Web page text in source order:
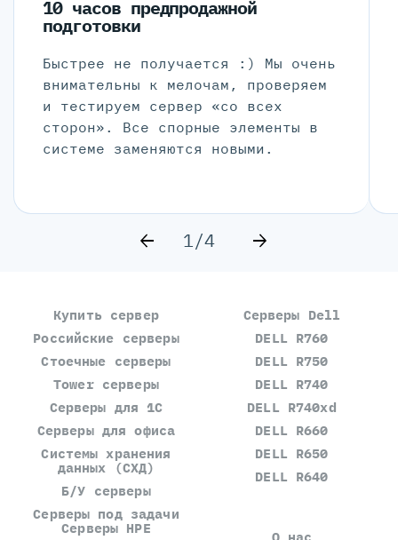
10 часов предпродажной
подготовки
Быстрее не получается :) Мы очень
внимательны к мелочам, проверяем
и тестируем сервер «со всех
сторон». Все спорные элементы в
системе заменяются новыми.
1/4
Купить сервер
Российские серверы
Стоечные серверы
Tower серверы
Серверы для 1С
Серверы для офиса
Системы хранения
данных (СХД)
Б/У серверы
Серверы под задачи
Серверы Dell
DELL R760
DELL R750
DELL R740
DELL R740xd
DELL R660
DELL R650
DELL R640
Серверы HPE